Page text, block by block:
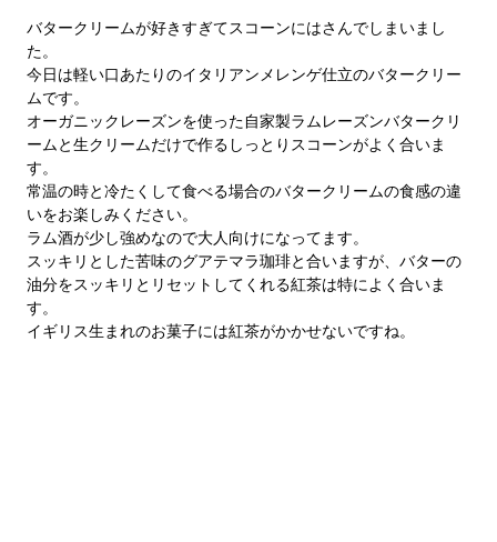
バタークリームが好きすぎてスコーンにはさんでしまいまし
た。
今日は軽い口あたりのイタリアンメレンゲ仕立のバタークリー
ムです。
オーガニックレーズンを使った自家製ラムレーズンバタークリ
ームと生クリームだけで作るしっとりスコーンがよく合いま
す。
常温の時と冷たくして食べる場合のバタークリームの食感の違
いをお楽しみください。
ラム酒が少し強めなので大人向けになってます。
スッキリとした苦味のグアテマラ珈琲と合いますが、バターの
油分をスッキリとリセットしてくれる紅茶は特によく合いま
す。
イギリス生まれのお菓子には紅茶がかかせないですね。